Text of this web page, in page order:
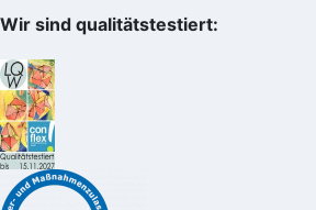
Wir sind qualitätstestiert: